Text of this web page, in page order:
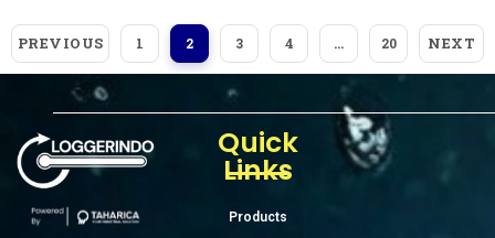
PREVIOUS 1 2 3 4 … 20 NEXT
Quick
Links
Products